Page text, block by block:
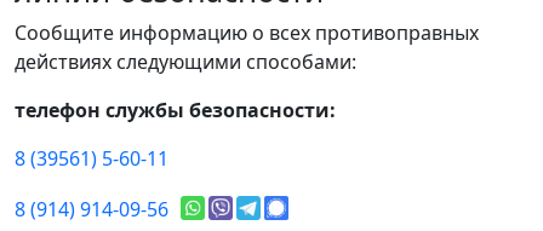
Сообщите информацию о всех противоправных
действиях следующими способами:
телефон службы безопасности:
8 (39561) 5-60-11
8 (914) 914-09-56